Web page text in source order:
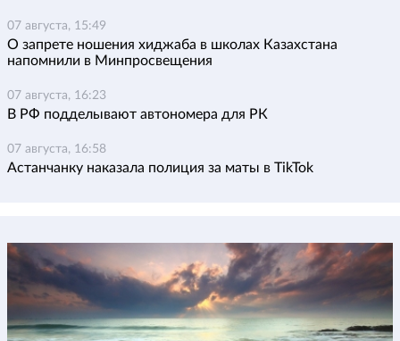
07 августа, 15:49
О запрете ношения хиджаба в школах Казахстана
напомнили в Минпросвещения
07 августа, 16:23
В РФ подделывают автономера для РК
07 августа, 16:58
Астанчанку наказала полиция за маты в TikTok